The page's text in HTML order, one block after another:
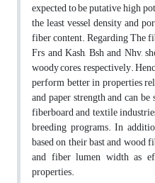
expected to be putative high
the least vessel density and
fiber content. Regarding The
Frs and Kash, Bsh and Nhv,
woody cores, respectively.
perform better in properties
and paper strength and can
fiberboard and textile
breeding programs. In
based on their bast and
and fiber lumen width as
properties.